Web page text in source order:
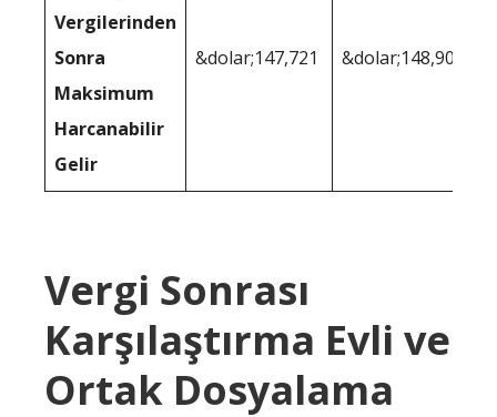
Vergilerinden
Sonra
Maksimum
Harcanabilir
Gelir
&dolar;147,721 &dolar;148,904
Vergi Sonrası
Karşılaştırma Evli ve
Ortak Dosyalama